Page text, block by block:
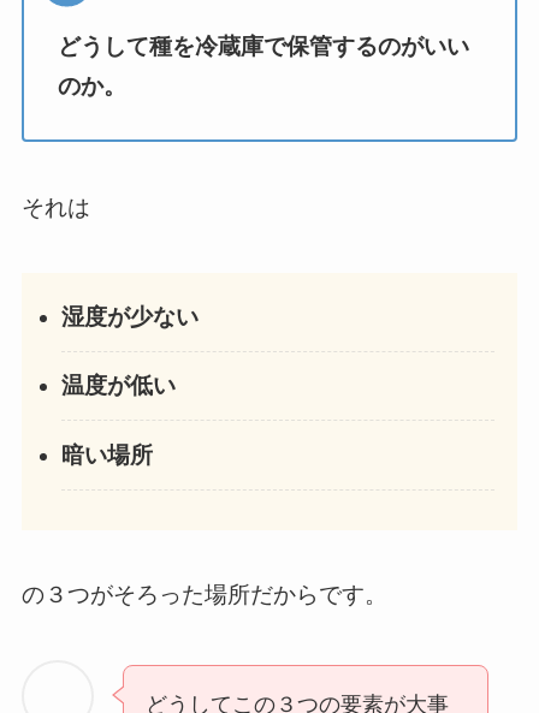
どうして種を冷蔵庫で保管するのがいい
のか。
それは
湿度が少ない
温度が低い
暗い場所
の３つがそろった場所だからです。
どうしてこの３つの要素が大事